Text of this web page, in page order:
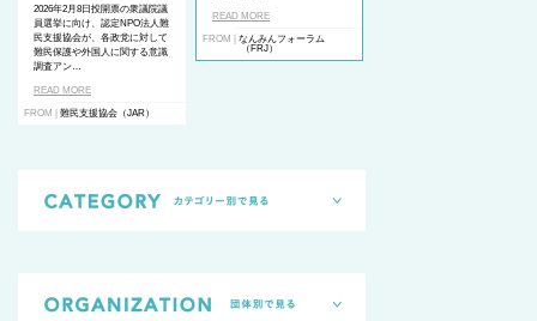
READ MORE
FROM | なんみんフォーラム
（FRJ）
2026年2月8日投開票の衆議院議
員選挙に向け、認定NPO法人難
民支援協会が、各政党に対して
難民保護や外国人に関する意識
調査アン…
READ MORE
FROM | 難民支援協会（JAR）